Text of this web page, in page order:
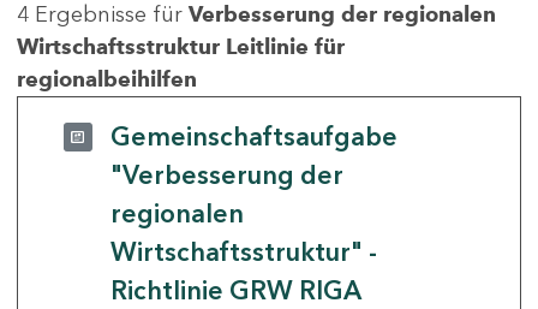
4 Ergebnisse für Verbesserung der regionalen
Wirtschaftsstruktur Leitlinie für
regionalbeihilfen
Gemeinschaftsaufgabe
"Verbesserung der
regionalen
Wirtschaftsstruktur" -
Richtlinie GRW RIGA